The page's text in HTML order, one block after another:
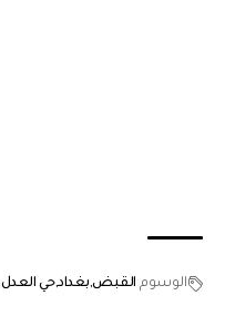
الوسوم القبض بغدادحي العدل